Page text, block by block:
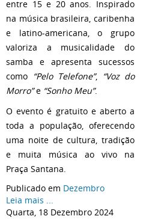
entre 15 e 20 anos. Inspirado
na música brasileira, caribenha
e latino-americana, o grupo
valoriza a musicalidade do
samba e apresenta sucessos
como “Pelo Telefone”, “Voz do
Morro”e “Sonho Meu”.
O evento é gratuito e aberto a
toda a população, oferecendo
uma noite de cultura, tradição
e muita música ao vivo na
Praça Santana.
Publicado em Dezembro
Leia mais ...
Quarta, 18 Dezembro 2024